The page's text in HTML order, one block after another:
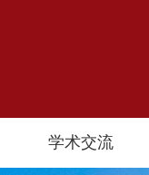
学术交流